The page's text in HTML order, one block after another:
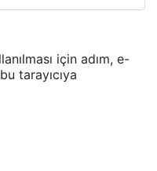
için adım, e-
tarayıcıya